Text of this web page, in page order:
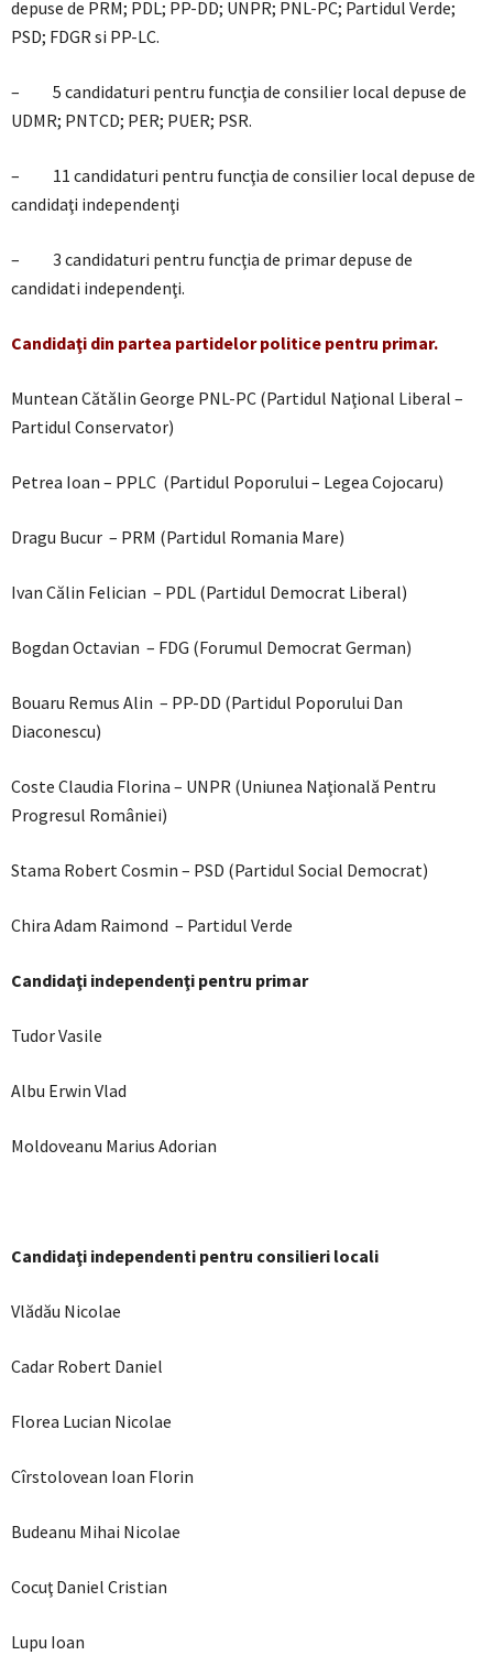
depuse de PRM; PDL; PP-DD; UNPR; PNL-PC; Partidul Verde;
PSD; FDGR si PP-LC.
– 5 candidaturi pentru funcţia de consilier local depuse de
UDMR; PNTCD; PER; PUER; PSR.
– 11 candidaturi pentru funcţia de consilier local depuse de
candidaţi independenţi
– 3 candidaturi pentru funcţia de primar depuse de
candidati independenţi.
Candidaţi din partea partidelor politice pentru primar.
Muntean Cătălin George PNL-PC (Partidul Naţional Liberal –
Partidul Conservator)
Petrea Ioan – PPLC (Partidul Poporului – Legea Cojocaru)
Dragu Bucur – PRM (Partidul Romania Mare)
Ivan Călin Felician – PDL (Partidul Democrat Liberal)
Bogdan Octavian – FDG (Forumul Democrat German)
Bouaru Remus Alin – PP-DD (Partidul Poporului Dan
Diaconescu)
Coste Claudia Florina – UNPR (Uniunea Naţională Pentru
Progresul României)
Stama Robert Cosmin – PSD (Partidul Social Democrat)
Chira Adam Raimond – Partidul Verde
Candidaţi independenţi pentru primar
Tudor Vasile
Albu Erwin Vlad
Moldoveanu Marius Adorian
Candidaţi independenti pentru consilieri locali
Vlădău Nicolae
Cadar Robert Daniel
Florea Lucian Nicolae
Cîrstolovean Ioan Florin
Budeanu Mihai Nicolae
Cocuţ Daniel Cristian
Lupu Ioan